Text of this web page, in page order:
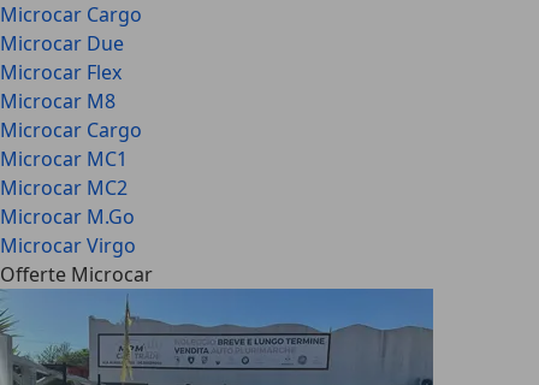
Microcar Cargo
Microcar Due
Microcar Flex
Microcar M8
Microcar Cargo
Microcar MC1
Microcar MC2
Microcar M.Go
Microcar Virgo
Offerte Microcar